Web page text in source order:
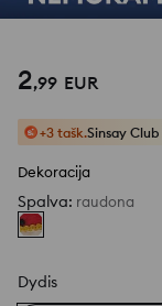
2,99 EUR
+3 tašk.Sinsay Club
Dekoracija
Spalva: raudona
Dydis